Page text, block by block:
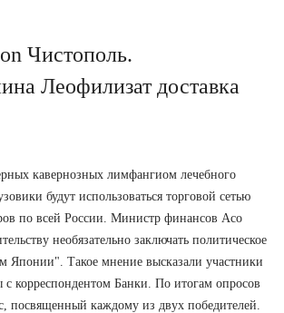
Чистополь.
Леофилизат доставка
кавернозных лимфангиом лечебного
будут использоваться торговой сетью
по всей России. Министр финансов Асо
необязательно заключать политическое
Японии". Такое мнение высказали участники
с корреспондентом Банки. По итогам опросов
посвященный каждому из двух победителей.